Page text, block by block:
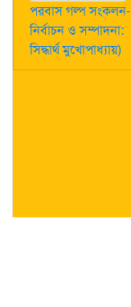
পরবাস গল্প সংকলন-
নির্বাচন ও সম্পাদনা:
সিদ্ধার্থ মুখোপাধ্যায়)